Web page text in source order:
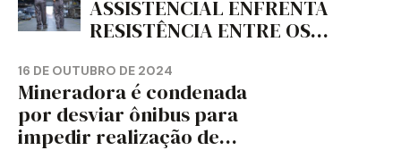
ASSISTENCIAL ENFRENTA
RESISTÊNCIA ENTRE OS
16 DE OUTUBRO DE 2024
Mineradora é condenada
por desviar ônibus para
impedir realização de